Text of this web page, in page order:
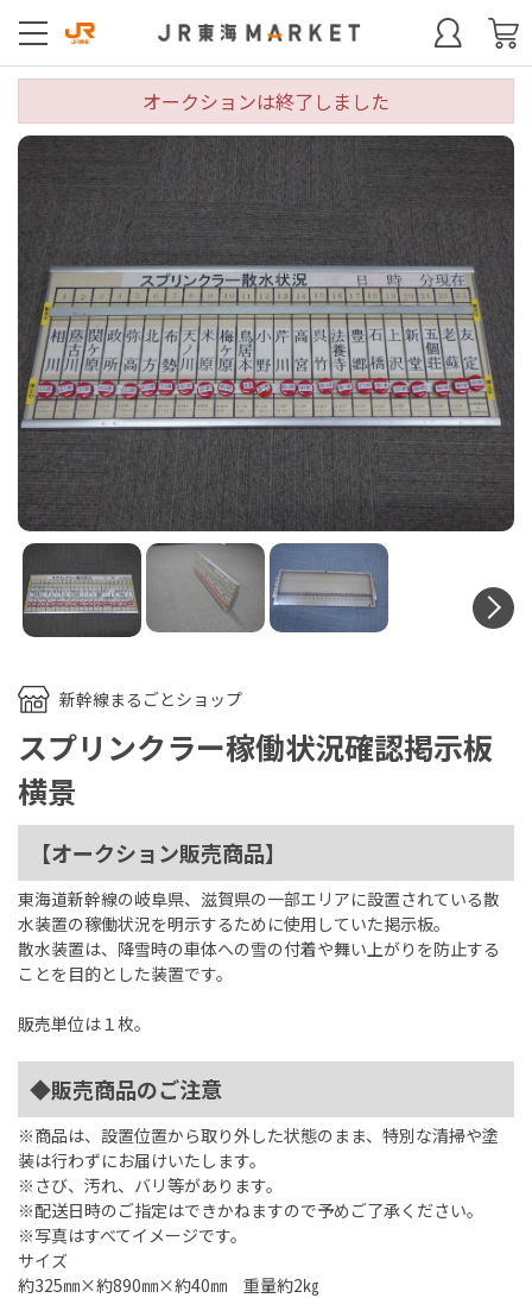
新幹線まるごとショップ
スプリンクラー稼働状況確認掲示板
横景
【オークション販売商品】
東海道新幹線の岐阜県、滋賀県の一部エリアに設置されている散
水装置の稼働状況を明示するために使用していた掲示板。
散水装置は、降雪時の車体への雪の付着や舞い上がりを防止する
ことを目的とした装置です。
販売単位は１枚。
◆販売商品のご注意
※商品は、設置位置から取り外した状態のまま、特別な清掃や塗
装は行わずにお届けいたします。
※さび、汚れ、バリ等があります。
※配送日時のご指定はできかねますので予めご了承ください。
※写真はすべてイメージです。
サイズ
約325㎜×約890㎜×約40㎜ 重量約2㎏
オークションは終了しました